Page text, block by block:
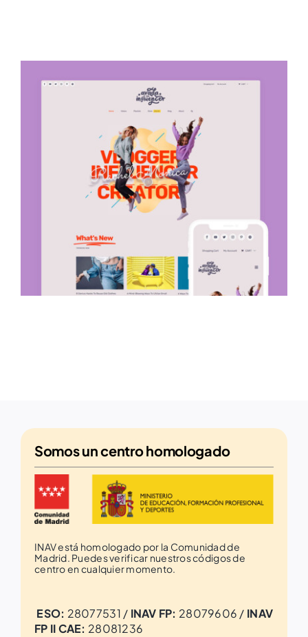
Somos uncentro homologado
INAV está homologado por la Comunidad de
Madrid. Puedes verificar nuestros códigos de
centro en cualquier momento.
ESO: 28077531 / INAV FP: 28079606 / INAV
FP II CAE: 28081236